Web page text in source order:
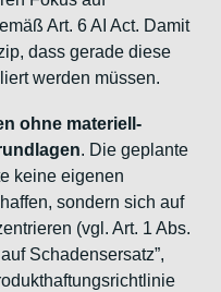
Art. 6 AI Act. Damit
dass gerade diese
werden müssen.
ohne materiell-
. Die geplante
keine eigenen
sondern sich auf
(vgl. Art. 1 Abs.
Schadensersatz”,